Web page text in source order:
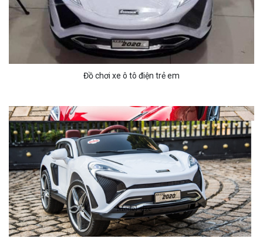
Đồ chơi xe ô tô điện trẻ em